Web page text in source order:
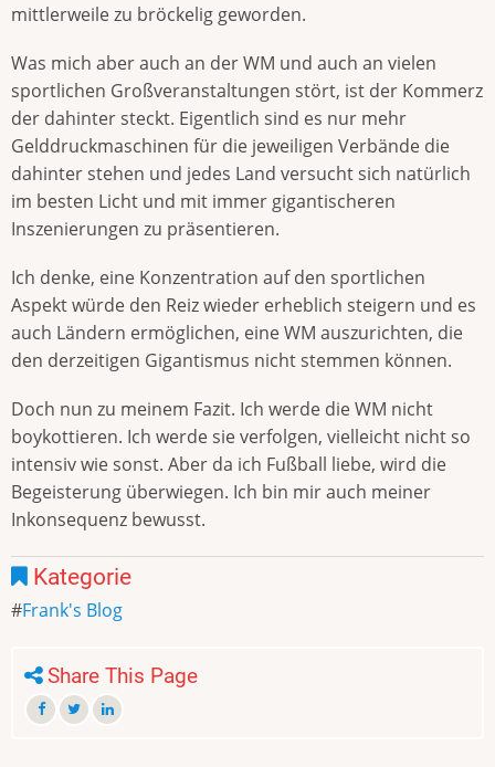
mittlerweile zu bröckelig geworden.
Was mich aber auch an der WM und auch an vielen
sportlichen Großveranstaltungen stört, ist der Kommerz
der dahinter steckt. Eigentlich sind es nur mehr
Gelddruckmaschinen für die jeweiligen Verbände die
dahinter stehen und jedes Land versucht sich natürlich
im besten Licht und mit immer gigantischeren
Inszenierungen zu präsentieren.
Ich denke, eine Konzentration auf den sportlichen
Aspekt würde den Reiz wieder erheblich steigern und es
auch Ländern ermöglichen, eine WM auszurichten, die
den derzeitigen Gigantismus nicht stemmen können.
Doch nun zu meinem Fazit. Ich werde die WM nicht
boykottieren. Ich werde sie verfolgen, vielleicht nicht so
intensiv wie sonst. Aber da ich Fußball liebe, wird die
Begeisterung überwiegen. Ich bin mir auch meiner
Inkonsequenz bewusst.
Kategorie
Frank's Blog
Share This Page